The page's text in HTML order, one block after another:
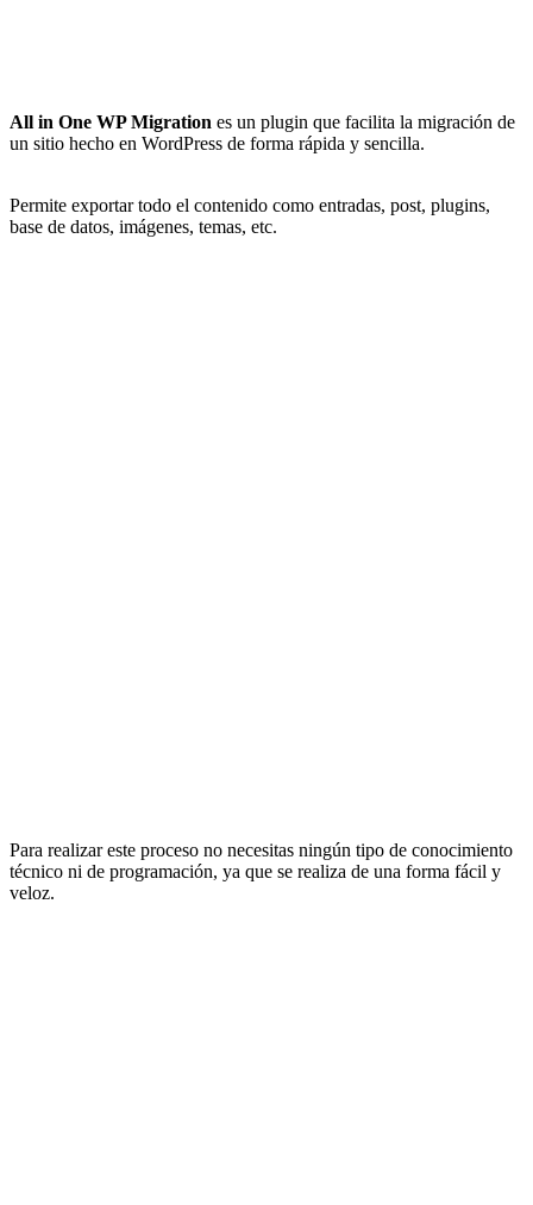
All in One WP Migration es un plugin que facilita la migración de
un sitio hecho en WordPress de forma rápida y sencilla.
Permite exportar todo el contenido como entradas, post, plugins,
base de datos, imágenes, temas, etc.
Para realizar este proceso no necesitas ningún tipo de conocimiento
técnico ni de programación, ya que se realiza de una forma fácil y
veloz.